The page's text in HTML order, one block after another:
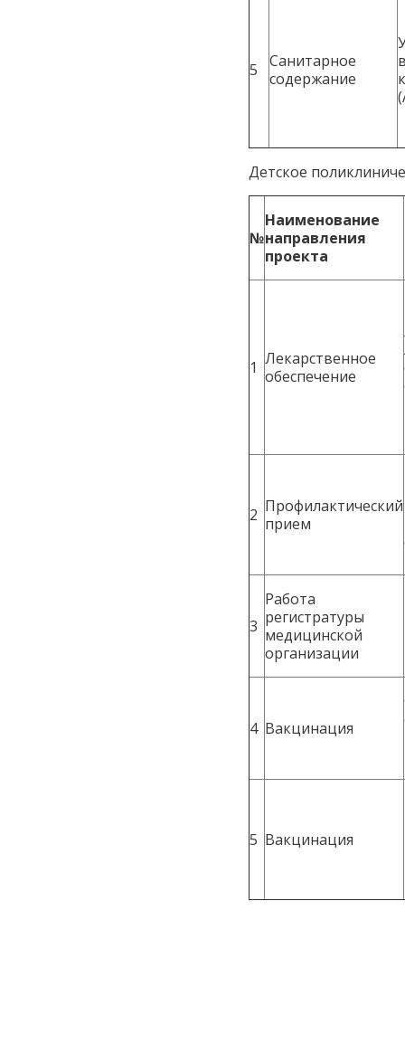
5
Санитарное
содержание
Детское
№
Наименование
направления
проекта
1 Лекарственное
обеспечение
2 Профилактический
прием
3
Работа
регистратуры
медицинской
организации
4 Вакцинация
5 Вакцинация